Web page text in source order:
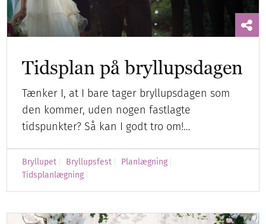
Tidsplan på bryllupsdagen
Tænker I, at I bare tager bryllupsdagen som
den kommer, uden nogen fastlagte
tidspunkter? Så kan I godt tro om!…
Bryllupet Bryllupsfest
Planlægning
Tidsplanlægning